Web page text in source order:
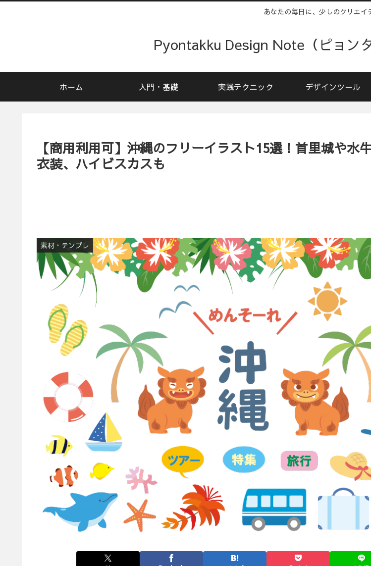
あなたの毎日に、少しのクリエイ
Pyontakku Design Note（ピョン
ホーム 入門・基礎 実践テクニック デザインツール
【商用利用可】沖縄のフリーイラスト15選！首里城や水
衣装、ハイビスカスも
素材・テンプレ